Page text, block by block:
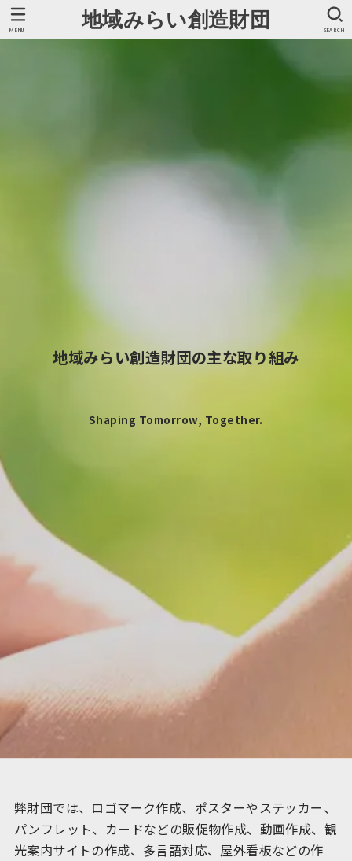
地域みらい創造財団 SEARCH
MENU
地域みらい創造財団の主な取り組み
Shaping Tomorrow, Together.
弊財団では、ロゴマーク作成、ポスターやステッカー、
パンフレット、カードなどの販促物作成、動画作成、観
光案内サイトの作成、多言語対応、屋外看板などの作